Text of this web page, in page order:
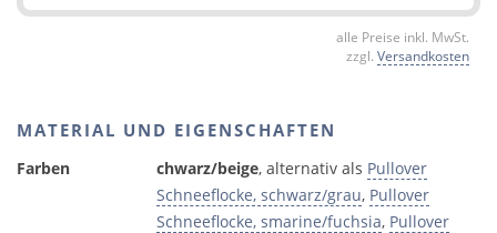
alle Preise inkl. MwSt.
zzgl. Versandkosten
MATERIAL UND EIGENSCHAFTEN
Farben chwarz/beige, alternativ als Pullover
Schneeflocke, schwarz/grau, Pullover
Schneeflocke, smarine/fuchsia, Pullover